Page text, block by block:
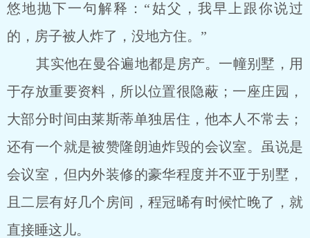
悠地抛下一句解释：“姑父，我早上跟你说过
的，房子被人炸了，没地方住。”
其实他在曼谷遍地都是房产。一幢别墅，用
于存放重要资料，所以位置很隐蔽；一座庄园，
大部分时间由莱斯蒂单独居住，他本人不常去；
还有一个就是被赞隆朗迪炸毁的会议室。虽说是
会议室，但内外装修的豪华程度并不亚于别墅，
且二层有好几个房间，程冠晞有时候忙晚了，就
直接睡这儿。